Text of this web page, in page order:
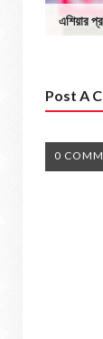
এশিয়ার
Post A
0